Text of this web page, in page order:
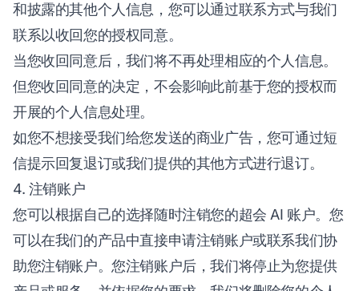
和披露的其他个人信息，您可以通过联系方式与我们
联系以收回您的授权同意。
当您收回同意后，我们将不再处理相应的个人信息。
但您收回同意的决定，不会影响此前基于您的授权而
开展的个人信息处理。
如您不想接受我们给您发送的商业广告，您可通过短
信提示回复退订或我们提供的其他方式进行退订。
4. 注销账户
您可以根据自己的选择随时注销您的超会 AI 账户。您
可以在我们的产品中直接申请注销账户或联系我们协
助您注销账户。您注销账户后，我们将停止为您提供